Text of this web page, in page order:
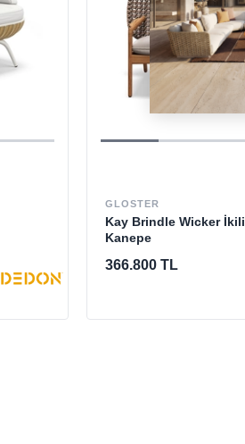
DESTEK
[email protected]
GLOSTER
Kay Brindle Wicker İkili
Kanepe
366.800 TL